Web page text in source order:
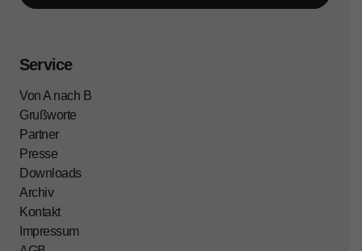
Service
Von A nach B
Grußworte
Partner
Presse
Downloads
Archiv
Kontakt
Impressum